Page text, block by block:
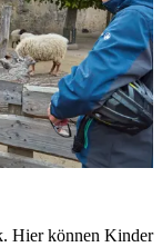
Hier können Kinder